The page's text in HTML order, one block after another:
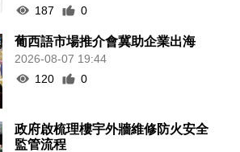
187
0
葡西語市場推介會冀助企業出海
2026-08-07 19:44
120
0
政府啟梳理樓宇外牆維修防火安全
監管流程